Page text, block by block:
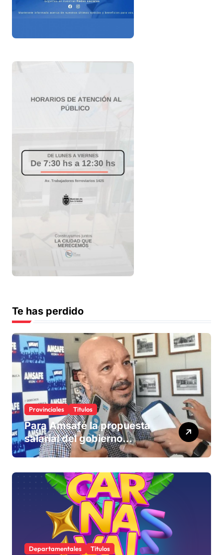
Te has perdido
Provinciales Titulos
Para Amsafé la propuesta
salarial del gobierno
«queda corta» y el viernes
rechaza
Departamentales Titulos